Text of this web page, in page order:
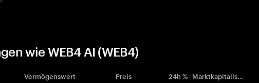
wie WEB4 AI (WEB4)
Vermögenswert Preis 24h % Marktkapitalisierung